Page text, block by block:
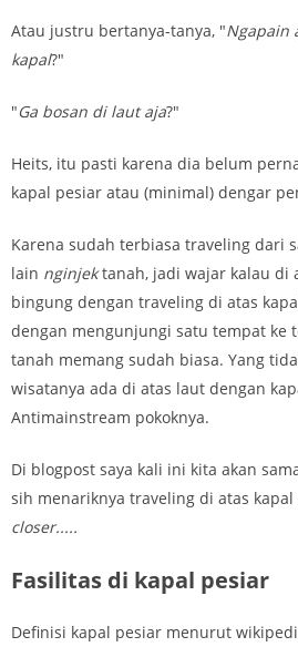
Atau justru bertanya-tanya, "Ngapain
kapal?"
"Ga bosan di laut aja?"
Heits, itu pasti karena dia belum
kapal pesiar atau (minimal) dengar
Karena sudah terbiasa traveling dari
lain nginjektanah, jadi wajar kalau di
bingung dengan traveling di atas
dengan mengunjungi satu tempat ke
tanah memang sudah biasa. Yang
wisatanya ada di atas laut dengan
Antimainstream pokoknya.
Di blogpost saya kali ini kita akan
sih menariknya traveling di atas kapal
closer.....
Fasilitas di kapal pesiar
Definisi kapal pesiar menurut